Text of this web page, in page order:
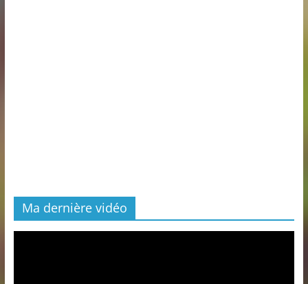
Ma dernière vidéo